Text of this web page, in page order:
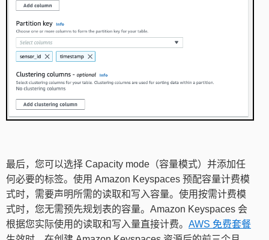
最后，您可以选择 Capacity mode（容量模式）并添加任
何必要的标签。使用 Amazon Keyspaces 预配容量计费模
式时，需要声明所需的读取和写入容量。使用按需计费模
式时，您无需预先规划表的容量。Amazon Keyspaces 会
根据您实际使用的读取和写入量直接计费。 AWS 免费套餐